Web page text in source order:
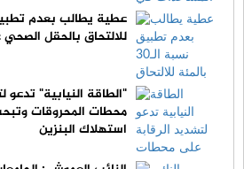
للالتحاق بالحقل الصحي
"الطاقة النيابية"
محطات المحروقات
استهلاك البنزين